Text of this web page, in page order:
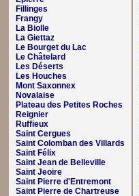
Fillinges
Frangy
La Biolle
La Giettaz
Le Bourget du Lac
Le Châtelard
Les Déserts
Les Houches
Mont Saxonnex
Novalaise
Plateau des Petites Roches
Reignier
Ruffieux
Saint Cergues
Saint Colomban des Villards
Saint Félix
Saint Jean de Belleville
Saint Jeoire
Saint Pierre d'Entremont
Saint Pierre de Chartreuse